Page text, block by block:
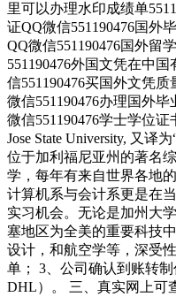
里可以办理水印成绩单
证QQ微信551190476国外
QQ微信551190476国外留
551190476外国文凭在中
信551190476买国外文凭
微信551190476办理国外
微信551190476学士学位
Jose State University, 又
位于加利福尼亚州的著名
学，每年有来自世界各地
计算机系与会计系更是在
实习机会。无论是加州大
塞地区为全美的重要科技
设计，和航空学等，深受
单； 3、公司确认到账转
DHL）。 三、真实网上可